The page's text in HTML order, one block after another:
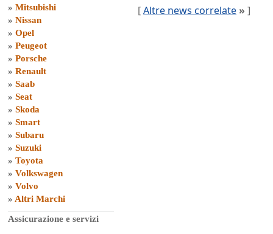
» Mitsubishi
» Nissan
» Opel
» Peugeot
» Porsche
» Renault
» Saab
» Seat
» Skoda
» Smart
» Subaru
» Suzuki
» Toyota
» Volkswagen
» Volvo
» Altri Marchi
Assicurazione e servizi
[Altre news correlate » ]